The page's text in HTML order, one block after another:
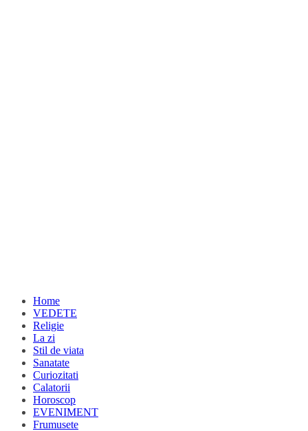
Home
VEDETE
Religie
La zi
Stil de viata
Sanatate
Curiozitati
Calatorii
Horoscop
EVENIMENT
Frumusete